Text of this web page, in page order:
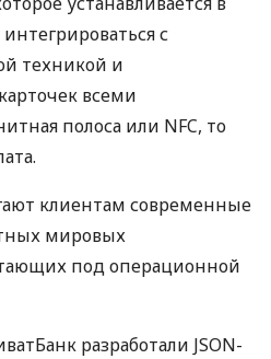
с
техникой и
всеми
полоса или NFC, то
клиентам современные
мировых
под операционной
разработали JSON-